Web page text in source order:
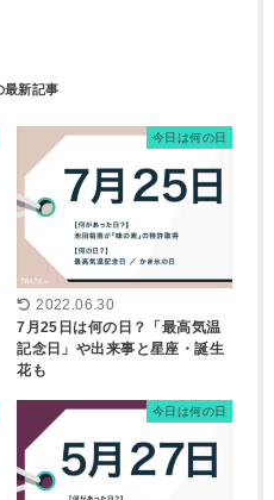
今日は何の日
2022.06.30
7月25日は何の日？「最高気温
記念日」や出来事と星座・誕生
花も
今日は何の日